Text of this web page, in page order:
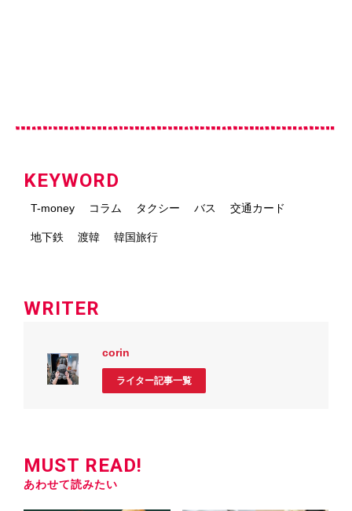
KEYWORD
T-money コラム タクシー バス 交通カード
地下鉄 渡韓 韓国旅行
WRITER
corin
ライター記事一覧
MUST READ!
あわせて読みたい